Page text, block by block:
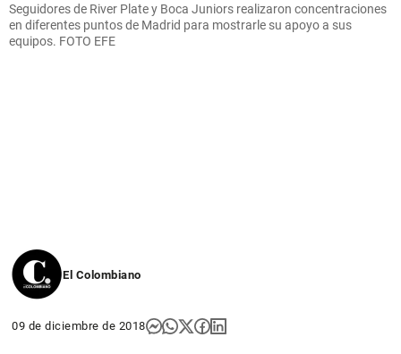
Seguidores de River Plate y Boca Juniors realizaron concentraciones
en diferentes puntos de Madrid para mostrarle su apoyo a sus
equipos. FOTO EFE
El Colombiano
09 de diciembre de 2018